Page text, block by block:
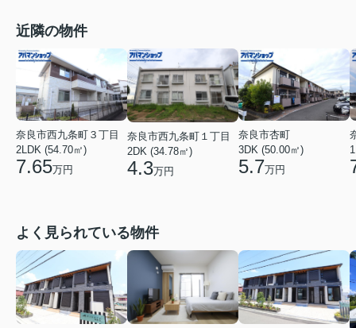
近隣の物件
奈良市西九条町３丁目
2LDK (54.70㎡)
7.65万円
奈良市西九条町１丁目
2DK (34.78㎡)
4.3万円
奈良市杏町
3DK (50.00㎡)
5.7万円
よく見られている物件